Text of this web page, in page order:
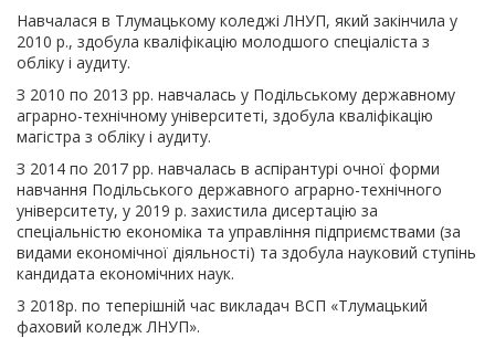
Навчалася в Тлумацькому коледжі ЛНУП, який закінчила у
2010 р., здобула кваліфікацію молодшого спеціаліста з
обліку і аудиту.
З 2010 по 2013 рр. навчалась у Подільському державному
аграрно-технічному університеті, здобула кваліфікацію
магістра з обліку і аудиту.
З 2014 по 2017 рр. навчалась в аспірантурі очної форми
навчання Подільського державного аграрно-технічного
університету, у 2019 р. захистила дисертацію за
спеціальністю економіка та управління підприємствами (за
видами економічної діяльності) та здобула науковий ступінь
кандидата економічних наук.
3 2018р. по теперішній час викладач ВСП «Тлумацький
фаховий коледж ЛНУП».